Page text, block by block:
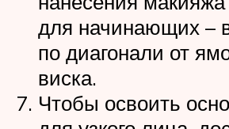
для начинающих –
по диагонали от
виска.
Чтобы освоить